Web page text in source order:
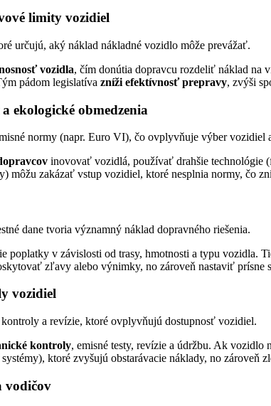
limity vozidiel
určujú, aký náklad nákladné vozidlo môže prevážať.
vozidla, čím donútia dopravcu rozdeliť náklad na
pádom legislatíva zníži efektívnosť prepravy, zvýši
ekologické obmedzenia
normy (napr. Euro VI), čo ovplyvňuje výber vozidiel
inovovať vozidlá, používať drahšie technológie
môžu zakázať vstup vozidiel, ktoré nesplnia normy, čo
dane tvoria významný náklad dopravného riešenia.
poplatky v závislosti od trasy, hmotnosti a typu vozidla.
zľavy alebo výnimky, no zároveň nastaviť prísne
vozidiel
a revízie, ktoré ovplyvňujú dostupnosť vozidiel.
kontroly, emisné testy, revízie a údržbu. Ak vozidlo
ktoré zvyšujú obstarávacie náklady, no zároveň
vodičov